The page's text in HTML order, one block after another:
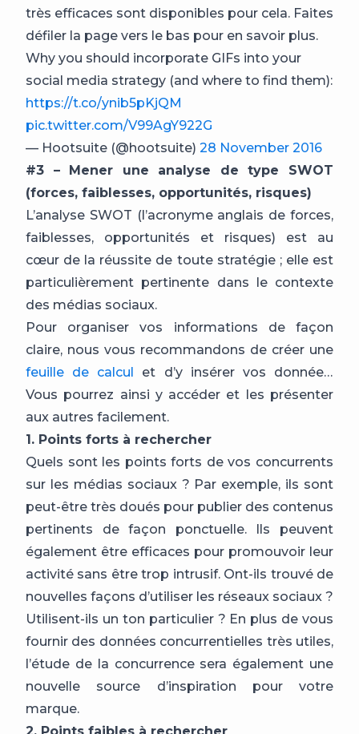
très efficaces sont disponibles pour cela. Faites
défiler la page vers le bas pour en savoir plus.
Why you should incorporate GIFs into your
social media strategy (and where to find them):
https://t.co/ynib5pKjQM
pic.twitter.com/V99AgY922G
— Hootsuite (@hootsuite) 28 November 2016
#3 – Mener une analyse de type SWOT
(forces, faiblesses, opportunités, risques)
L’analyse SWOT (l’acronyme anglais de forces,
faiblesses, opportunités et risques) est au
cœur de la réussite de toute stratégie ; elle est
particulièrement pertinente dans le contexte
des médias sociaux.
Pour organiser vos informations de façon
claire, nous vous recommandons de créer une
feuille de calcul et d’y insérer vos données.
Vous pourrez ainsi y accéder et les présenter
aux autres facilement.
1. Points forts à rechercher
Quels sont les points forts de vos concurrents
sur les médias sociaux ? Par exemple, ils sont
peut-être très doués pour publier des contenus
pertinents de façon ponctuelle. Ils peuvent
également être efficaces pour promouvoir leur
activité sans être trop intrusif. Ont-ils trouvé de
nouvelles façons d’utiliser les réseaux sociaux ?
Utilisent-ils un ton particulier ? En plus de vous
fournir des données concurrentielles très utiles,
l’étude de la concurrence sera également une
nouvelle source d’inspiration pour votre
marque.